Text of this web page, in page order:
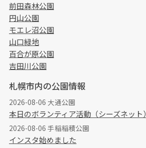
前田森林公園
円山公園
モエレ沼公園
山口緑地
百合が原公園
吉田川公園
札幌市内の公園情報
2026-08-06 大通公園
本日のボランティア活動（シーズネット）
2026-08-06 手稲稲積公園
インスタ始めました